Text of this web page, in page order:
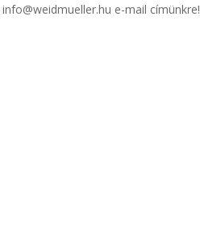
e-mail címünkre!